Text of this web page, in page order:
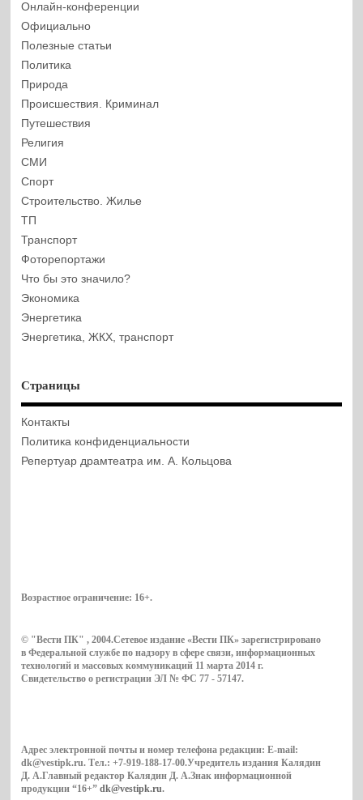
Онлайн-конференции
Официально
Полезные статьи
Политика
Природа
Происшествия. Криминал
Путешествия
Религия
СМИ
Спорт
Строительство. Жилье
ТП
Транспорт
Фоторепортажи
Что бы это значило?
Экономика
Энергетика
Энергетика, ЖКХ, транспорт
Страницы
Контакты
Политика конфиденциальности
Репертуар драмтеатра им. А. Кольцова
Возрастное ограничение: 16+.
© "Вести ПК" , 2004.Сетевое издание «Вести ПК» зарегистрировано
в Федеральной службе по надзору в сфере связи, информационных
технологий и массовых коммуникаций 11 марта 2014 г.
Свидетельство о регистрации ЭЛ № ФС 77 - 57147.
Адрес электронной почты и номер телефона редакции: E-mail:
dk@vestipk.ru. Тел.: +7-919-188-17-00.Учредитель издания Калядин
Д. А.Главный редактор Калядин Д. А.Знак информационной
продукции “16+”dk@vestipk.ru.